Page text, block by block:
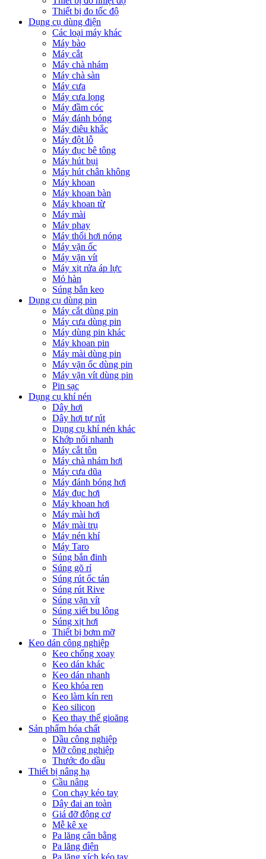
Thiết bị đo tốc độ
Dụng cụ dùng điện
Các loại máy khác
Máy bào
Máy cắt
Máy chà nhám
Máy chà sàn
Máy cưa
Máy cưa lọng
Máy đầm cóc
Máy đánh bóng
Máy điêu khắc
Máy đột lỗ
Máy đục bê tông
Máy hút bụi
Máy hút chân không
Máy khoan
Máy khoan bàn
Máy khoan từ
Máy mài
Máy phay
Máy thổi hơi nóng
Máy vặn ốc
Máy vặn vít
Máy xịt rửa áp lực
Mỏ hàn
Súng bắn keo
Dụng cụ dùng pin
Máy cắt dùng pin
Máy cưa dùng pin
Máy dùng pin khác
Máy khoan pin
Máy mài dùng pin
Máy vặn ốc dùng pin
Máy vặn vít dùng pin
Pin sạc
Dụng cụ khí nén
Dây hơi
Dây hơi tự rút
Dụng cụ khí nén khác
Khớp nối nhanh
Máy cắt tôn
Máy chà nhám hơi
Máy cưa dũa
Máy đánh bóng hơi
Máy đục hơi
Máy khoan hơi
Máy mài hơi
Máy mài trụ
Máy nén khí
Máy Taro
Súng bắn đinh
Súng gõ rỉ
Súng rút ốc tán
Súng rút Rive
Súng vặn vít
Súng xiết bu lông
Súng xịt hơi
Thiết bị bơm mỡ
Keo dán công nghiệp
Keo chống xoay
Keo dán khác
Keo dán nhanh
Keo khóa ren
Keo làm kín ren
Keo silicon
Keo thay thế gioăng
Sản phẩm hóa chất
Dầu công nghiệp
Mỡ công nghiệp
Thước đo dầu
Thiết bị nâng hạ
Cầu nâng
Con chạy kéo tay
Dây đai an toàn
Giá đỡ động cơ
Mễ kê xe
Pa lăng cân bằng
Pa lăng điện
Pa lăng xích kéo tay